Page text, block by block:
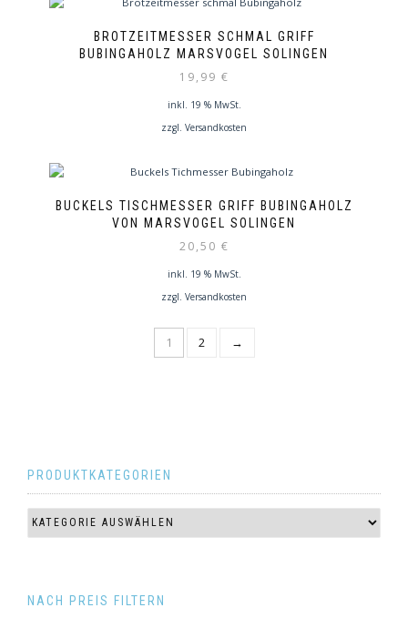
BROTZEITMESSER SCHMAL GRIFF
BUBINGAHOLZ MARSVOGEL SOLINGEN
19,99 €
inkl. 19 % MwSt.
zzgl. Versandkosten
BUCKELS TISCHMESSER GRIFF BUBINGAHOLZ
VON MARSVOGEL SOLINGEN
20,50 €
inkl. 19 % MwSt.
zzgl. Versandkosten
1 2 →
PRODUKTKATEGORIEN
NACH PREIS FILTERN